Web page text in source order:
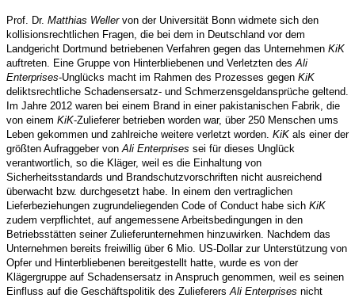
Prof. Dr. Matthias Wellervon der Universität Bonn widmete sich den
kollisionsrechtlichen Fragen, die bei dem in Deutschland vor dem
Landgericht Dortmund betriebenen Verfahren gegen das Unternehmen KiK
auftreten. Eine Gruppe von Hinterbliebenen und Verletzten des Ali
Enterprises-Unglücks macht im Rahmen des Prozesses gegen KiK
deliktsrechtliche Schadensersatz- und Schmerzensgeldansprüche geltend.
Im Jahre 2012 waren bei einem Brand in einer pakistanischen Fabrik, die
von einem KiK-Zulieferer betrieben worden war, über 250 Menschen ums
Leben gekommen und zahlreiche weitere verletzt worden. KiK als einer der
größten Aufraggeber von Ali Enterprises sei für dieses Unglück
verantwortlich, so die Kläger, weil es die Einhaltung von
Sicherheitsstandards und Brandschutzvorschriften nicht ausreichend
überwacht bzw. durchgesetzt habe. In einem den vertraglichen
Lieferbeziehungen zugrundeliegenden Code of Conduct habe sich KiK
zudem verpflichtet, auf angemessene Arbeitsbedingungen in den
Betriebsstätten seiner Zulieferunternehmen hinzuwirken. Nachdem das
Unternehmen bereits freiwillig über 6 Mio. US-Dollar zur Unterstützung von
Opfer und Hinterbliebenen bereitgestellt hatte, wurde es von der
Klägergruppe auf Schadensersatz in Anspruch genommen, weil es seinen
Einfluss auf die Geschäftspolitik des Zulieferers Ali Enterprises nicht